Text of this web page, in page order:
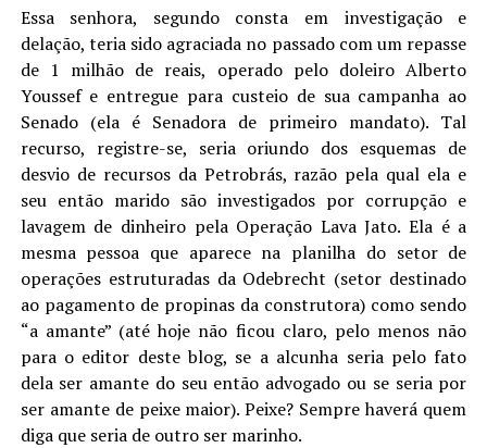
Essa senhora, segundo consta em investigação e
delação, teria sido agraciada no passado com um repasse
de 1 milhão de reais, operado pelo doleiro Alberto
Youssef e entregue para custeio de sua campanha ao
Senado (ela é Senadora de primeiro mandato). Tal
recurso, registre-se, seria oriundo dos esquemas de
desvio de recursos da Petrobrás, razão pela qual ela e
seu então marido são investigados por corrupção e
lavagem de dinheiro pela Operação Lava Jato. Ela é a
mesma pessoa que aparece na planilha do setor de
operações estruturadas da Odebrecht (setor destinado
ao pagamento de propinas da construtora) como sendo
“a amante” (até hoje não ficou claro, pelo menos não
para o editor deste blog, se a alcunha seria pelo fato
dela ser amante do seu então advogado ou se seria por
ser amante de peixe maior). Peixe? Sempre haverá quem
diga que seria de outro ser marinho.